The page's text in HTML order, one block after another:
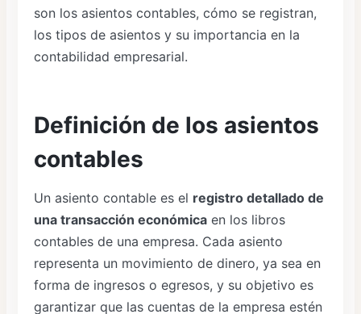
son los asientos contables, cómo se registran,
los tipos de asientos y su importancia en la
contabilidad empresarial.
Definición de los asientos
contables
Un asiento contable es el registro detallado de
una transacción económica en los libros
contables de una empresa. Cada asiento
representa un movimiento de dinero, ya sea en
forma de ingresos o egresos, y su objetivo es
garantizar que las cuentas de la empresa estén